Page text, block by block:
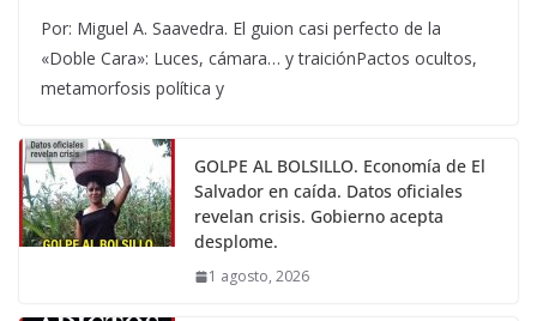
Por: Miguel A. Saavedra. El guion casi perfecto de la
«Doble Cara»: Luces, cámara… y traiciónPactos ocultos,
metamorfosis política y
GOLPE AL BOLSILLO. Economía de El
Salvador en caída. Datos oficiales
revelan crisis. Gobierno acepta
desplome.
1 agosto, 2026